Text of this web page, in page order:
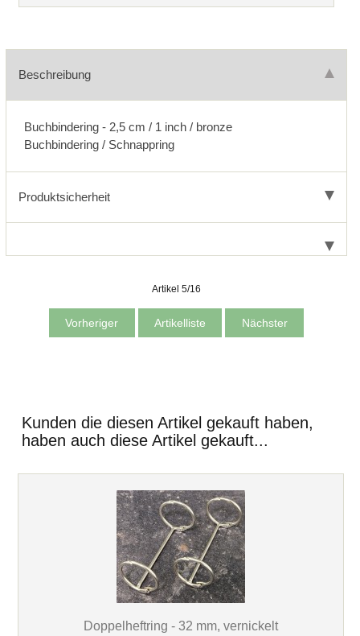
Beschreibung
Buchbindering - 2,5 cm / 1 inch / bronze
Buchbindering / Schnappring
Produktsicherheit
Artikel 5/16
Vorheriger Artikelliste Nächster
Kunden die diesen Artikel gekauft haben,
haben auch diese Artikel gekauft...
Doppelheftring - 32 mm, vernickelt